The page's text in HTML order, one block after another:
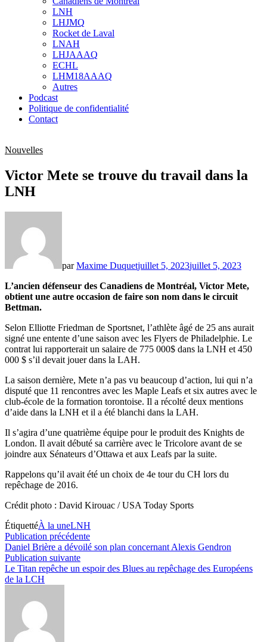
sub
menu
LNH
LHJMQ
Rocket de Laval
LNAH
LHJAAAQ
ECHL
LHM18AAAQ
Autres
Podcast
Politique de confidentialité
Contact
Nouvelles
Victor Mete se trouve du travail dans la
LNH
parMaxime Duquetjuillet 5, 2023juillet 5, 2023
L’ancien défenseur des Canadiens de Montréal, Victor Mete,
obtient une autre occasion de faire son nom dans le circuit
Bettman.
Selon Elliotte Friedman de Sportsnet, l’athlète âgé de 25 ans aurait
signé une entente d’une saison avec les Flyers de Philadelphie. Le
contrat lui rapporterait un salaire de 775 000$ dans la LNH et 450
000 $ s’il devait jouer dans la LAH.
La saison dernière, Mete n’a pas vu beaucoup d’action, lui qui n’a
disputé que 11 rencontres avec les Maple Leafs et six autres avec le
club-école de la formation torontoise. Il a récolté deux mentions
d’aide dans la LNH et il a été blanchi dans la LAH.
Il s’agira d’une quatrième équipe pour le produit des Knights de
London. Il avait débuté sa carrière avec le Tricolore avant de se
joindre aux Sénateurs d’Ottawa et aux Leafs par la suite.
Rappelons qu’il avait été un choix de 4e tour du CH lors du
repêchage de 2016.
Crédit photo : David Kirouac / USA Today Sports
ÉtiquettéÀ la uneLNH
Navigation
de
l’article
Publication précédentePublication
précédente :
Daniel Brière a dévoilé son plan concernant Alexis Gendron
Publication suivantePublication
suivante :
Le Titan repêche un espoir des Blues au repêchage des Européens
de la LCH